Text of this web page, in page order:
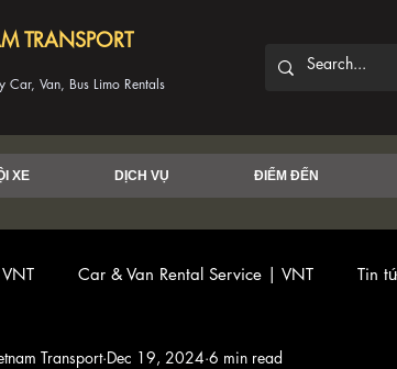
TRANSPORT
Car, Van, Bus Limo Rentals
XE DỊCH VỤ ĐIỂM ĐẾN
Car & Van Rental Service | VNT Tin
Transport Dec 19, 2024 6 min read